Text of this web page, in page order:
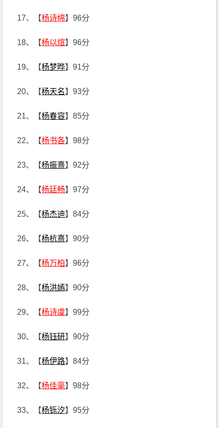
17、【杨诗绵】96分
18、【杨以煊】96分
19、【杨梦晔】91分
20、【杨天名】93分
21、【杨春容】85分
22、【杨书各】98分
23、【杨振熹】92分
24、【杨廷畅】97分
25、【杨杰迪】84分
26、【杨杭熹】90分
27、【杨万柏】96分
28、【杨洪嫣】90分
29、【杨诗虞】99分
30、【杨钰研】90分
31、【杨伊路】84分
32、【杨佳毫】98分
33、【杨铄汐】95分